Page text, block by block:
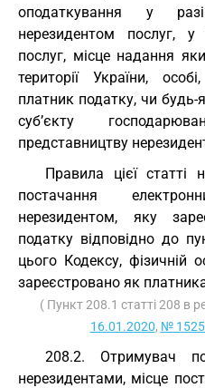
оподаткування у
нерезидентом послуг,
послуг, місце надання
території України,
платник податку, чи будь-
суб’єкту
представництву
Правила цієї статті
постачання
нерезидентом, яку
податку відповідно до
цього Кодексу, фізичній
зареєстровано як
( Пункт 208.1 статті 208 в
16.01.2020, №
208.2. Отримувач
нерезидентами, місце